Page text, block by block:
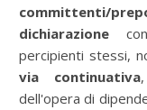
committenti/
dichiarazione
percipienti stessi,
via continuativa
dell'opera di